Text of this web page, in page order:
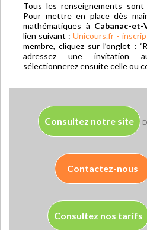
Tous les renseignements sont
Pour mettre en place dès
mathématiques à Cabanac-et-
lien suivant :Unicours.fr -
membre, cliquez sur l’onglet :
adressez une invitation
sélectionnerez ensuite celle ou
Consultez notre site
Contactez-nous
Consultez nos tarifs